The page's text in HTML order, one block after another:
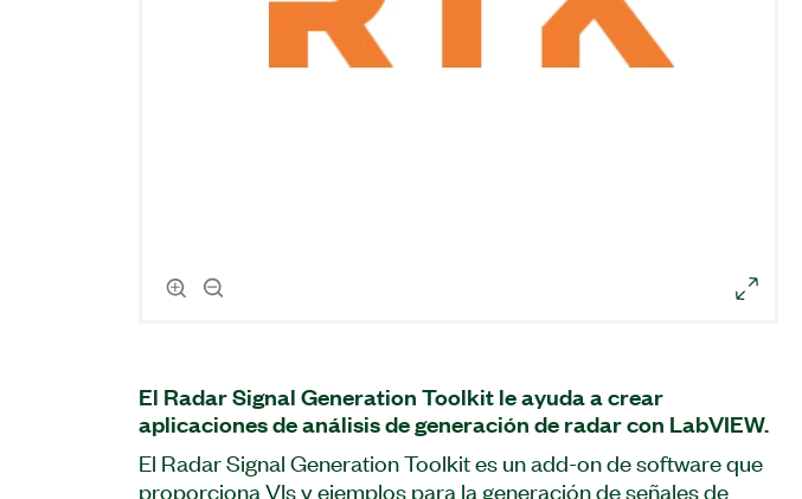
El Radar Signal Generation Toolkit le ayuda a crear
aplicaciones de análisis de generación de radar con LabVIEW.
El Radar Signal Generation Toolkit es un add-on de software que
proporciona VIs y ejemplos para la generación de señales de